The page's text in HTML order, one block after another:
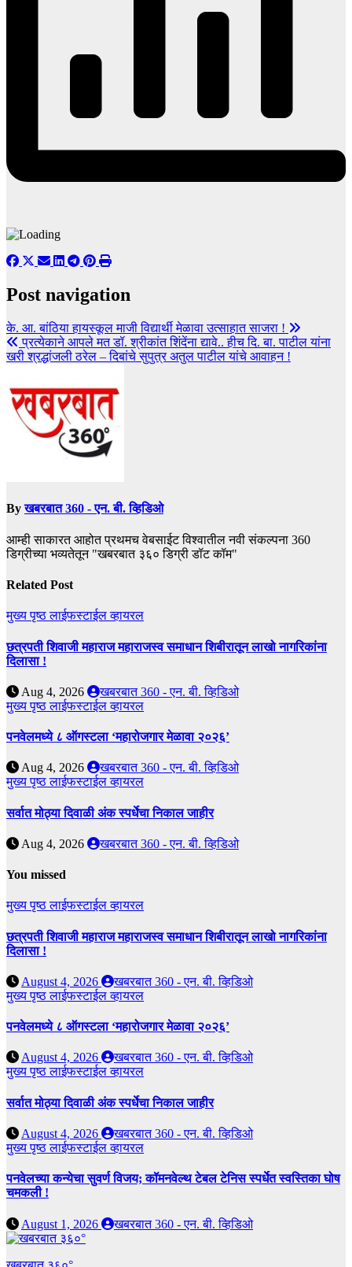
Post navigation
के. आ. बांठिया हायस्कूल माजी विद्यार्थी मेळावा उत्साहात साजरा !
प्रत्येकाने आपले मत डॉ. श्रीकांत शिंदेंना द्यावे.. हीच दि. बा. पाटील यांना
खरी श्रद्धांजली ठरेल – दिबांचे सुपुत्र अतुल पाटील यांचे आवाहन !
Byखबरबात 360 - एन. बी. व्हिडिओ
आम्ही साकारत आहोत प्रथमच वेबसाईट विश्वातील नवी संकल्पना 360
डिग्रीच्या भव्यतेतून "खबरबात ३६० डिग्री डॉट कॉम"
Related Post
मुख्य पृष्ठलाईफस्टाईलव्हायरल
छत्रपती शिवाजी महाराज महाराजस्व समाधान शिबीरातून लाखो नागरिकांना
दिलासा !
Aug 4, 2026
खबरबात 360 - एन. बी. व्हिडिओ
मुख्य पृष्ठलाईफस्टाईलव्हायरल
पनवेलमध्ये ८ ऑगस्टला ‘महारोजगार मेळावा २०२६’
Aug 4, 2026
खबरबात 360 - एन. बी. व्हिडिओ
मुख्य पृष्ठलाईफस्टाईलव्हायरल
सर्वात मोठ्या दिवाळी अंक स्पर्धेचा निकाल जाहीर
Aug 4, 2026 खबरबात 360 - एन. बी. व्हिडिओ
You missed
मुख्य पृष्ठलाईफस्टाईलव्हायरल
छत्रपती शिवाजी महाराज महाराजस्व समाधान शिबीरातून लाखो नागरिकांना
दिलासा !
August 4, 2026
खबरबात 360 - एन. बी. व्हिडिओ
मुख्य पृष्ठलाईफस्टाईलव्हायरल
पनवेलमध्ये ८ ऑगस्टला ‘महारोजगार मेळावा २०२६’
August 4, 2026
खबरबात 360 - एन. बी. व्हिडिओ
मुख्य पृष्ठलाईफस्टाईलव्हायरल
सर्वात मोठ्या दिवाळी अंक स्पर्धेचा निकाल जाहीर
August 4, 2026
खबरबात 360 - एन. बी. व्हिडिओ
मुख्य पृष्ठलाईफस्टाईलव्हायरल
पनवेलच्या कन्येचा सुवर्ण विजय; कॉमनवेल्थ टेबल टेनिस स्पर्धेत स्वस्तिका घोष
चमकली !
August 1, 2026 खबरबात 360 - एन. बी. व्हिडिओ